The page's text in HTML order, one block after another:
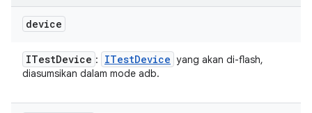
device
ITestDevice : ITestDevice yang akan di-flash,
diasumsikan dalam mode adb.